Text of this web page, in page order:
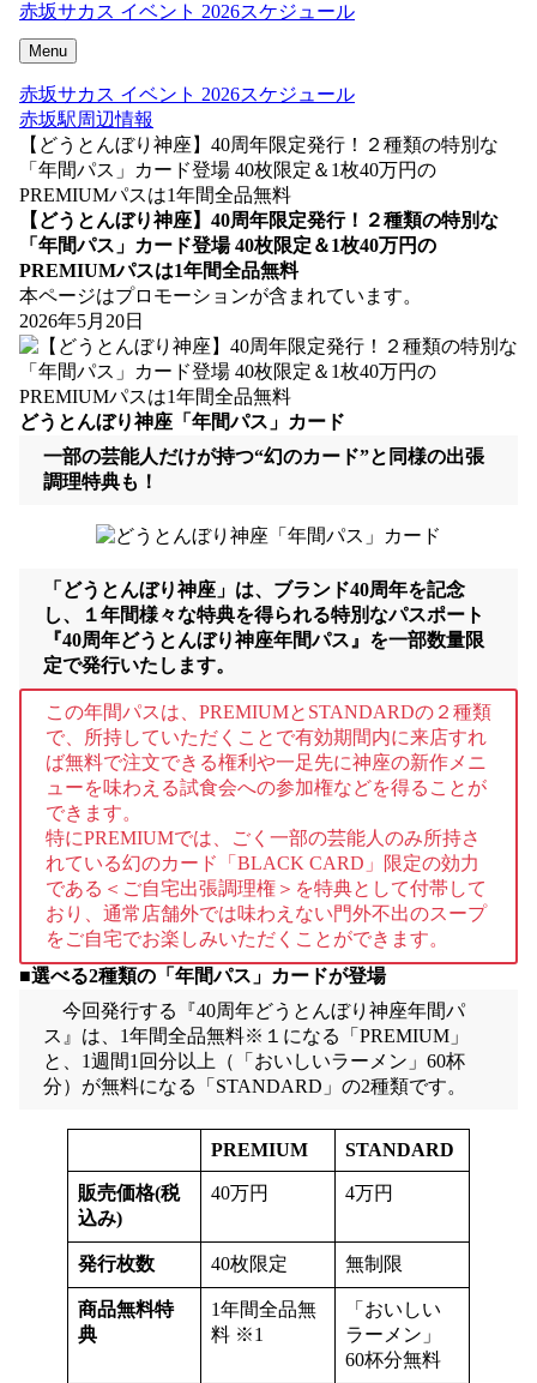
赤坂サカス イベント 2026スケジュール
Menu
赤坂サカス イベント 2026スケジュール
赤坂駅周辺情報
【どうとんぼり神座】40周年限定発行！２種類の特別な
「年間パス」カード登場 40枚限定＆1枚40万円の
PREMIUMパスは1年間全品無料
【どうとんぼり神座】40周年限定発行！２種類の特別な
「年間パス」カード登場 40枚限定＆1枚40万円の
PREMIUMパスは1年間全品無料
本ページはプロモーションが含まれています。
2026年5月20日
どうとんぼり神座「年間パス」カード
一部の芸能人だけが持つ“幻のカード”と同様の出張
調理特典も！
「どうとんぼり神座」は、ブランド40周年を記念
し、１年間様々な特典を得られる特別なパスポート
『40周年どうとんぼり神座年間パス』を一部数量限
定で発行いたします。
この年間パスは、PREMIUMとSTANDARDの２種類
で、所持していただくことで有効期間内に来店すれ
ば無料で注文できる権利や一足先に神座の新作メニ
ューを味わえる試食会への参加権などを得ることが
できます。
特にPREMIUMでは、ごく一部の芸能人のみ所持さ
れている幻のカード「BLACK CARD」限定の効力
である＜ご自宅出張調理権＞を特典として付帯して
おり、通常店舗外では味わえない門外不出のスープ
をご自宅でお楽しみいただくことができます。
■選べる2種類の「年間パス」カードが登場
今回発行する『40周年どうとんぼり神座年間パ
ス』は、1年間全品無料※１になる「PREMIUM」
と、1週間1回分以上（「おいしいラーメン」60杯
分）が無料になる「STANDARD」の2種類です。
PREMIUM STANDARD
販売価格(税
込み)
40万円 4万円
発行枚数 40枚限定 無制限
商品無料特
典
1年間全品無
料 ※1
「おいしい
ラーメン」
60杯分無料